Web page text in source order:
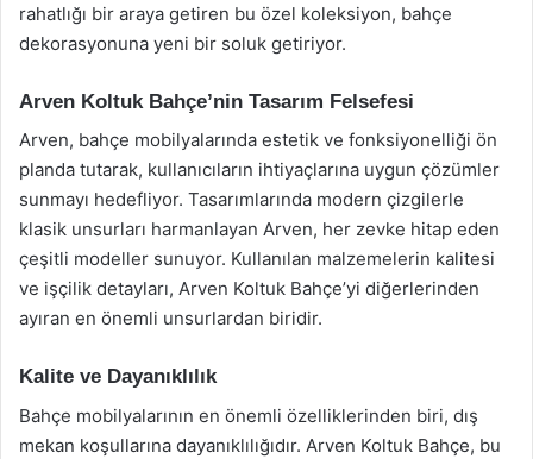
rahatlığı bir araya getiren bu özel koleksiyon, bahçe
dekorasyonuna yeni bir soluk getiriyor.
Arven Koltuk Bahçe’nin Tasarım Felsefesi
Arven, bahçe mobilyalarında estetik ve fonksiyonelliği ön
planda tutarak, kullanıcıların ihtiyaçlarına uygun çözümler
sunmayı hedefliyor. Tasarımlarında modern çizgilerle
klasik unsurları harmanlayan Arven, her zevke hitap eden
çeşitli modeller sunuyor. Kullanılan malzemelerin kalitesi
ve işçilik detayları, Arven Koltuk Bahçe’yi diğerlerinden
ayıran en önemli unsurlardan biridir.
Kalite ve Dayanıklılık
Bahçe mobilyalarının en önemli özelliklerinden biri, dış
mekan koşullarına dayanıklılığıdır. Arven Koltuk Bahçe, bu